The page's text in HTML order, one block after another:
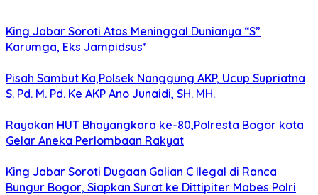
King Jabar Soroti Atas Meninggal Dunianya “S”
Karumga, Eks Jampidsus*
Pisah Sambut Ka,Polsek Nanggung AKP, Ucup Supriatna
S. Pd. M. Pd. Ke AKP Ano Junaidi, SH. MH.
Rayakan HUT Bhayangkara ke-80,Polresta Bogor kota
Gelar Aneka Perlombaan Rakyat
King Jabar Soroti Dugaan Galian C Ilegal di Ranca
Bungur Bogor, Siapkan Surat ke Dittipiter Mabes Polri